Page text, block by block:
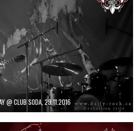
@ CLUB SODA, 29.11.2016